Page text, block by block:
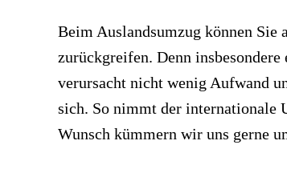
Beim Auslandsumzug können Sie
zurückgreifen. Denn
verursacht nicht wenig Aufwand
sich. So nimmt der internationale
Wunsch kümmern wir uns gerne
fernere Gefilde, erledigen die
Frachtstücke für Sie ein und
Wohnung. Wir begleiten Sie